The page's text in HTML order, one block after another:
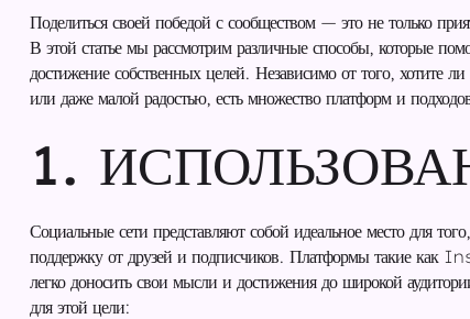
Поделиться своей победой с сообществом — это не только
В этой статье мы рассмотрим различные способы, которые
достижение собственных целей. Независимо от того, хотите
или даже малой радостью, есть множество платформ и
1.
Социальные сети представляют собой идеальное место для
поддержку от друзей и подписчиков. Платформы такие
легко доносить свои мысли и достижения до широкой
для этой цели: